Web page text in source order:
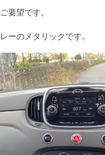
要望です。
ーのメタリックです。